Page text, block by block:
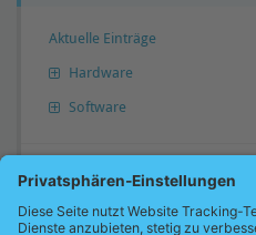
Aktuelle Einträge
Hardware
Software
Antwort nicht gefunden?
Gerne können Sie uns Ihre Frage